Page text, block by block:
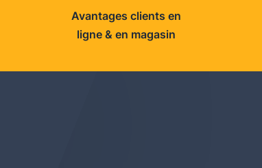
Avantages clients en
ligne & en magasin